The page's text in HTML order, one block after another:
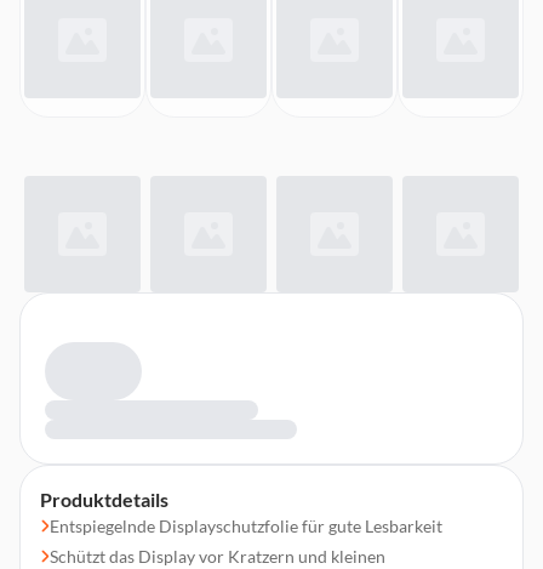
Produktdetails
Entspiegelnde Displayschutzfolie für gute Lesbarkeit
Schützt das Display vor Kratzern und kleinen